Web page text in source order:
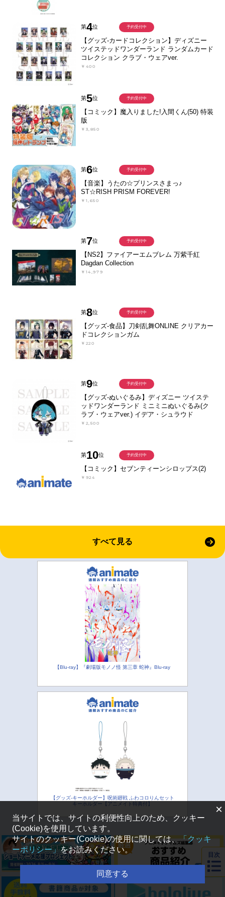
第4位
【グッズ-カードコレクション】ディズニー
ツイステッドワンダーランド ランダムカード
コレクション クラブ・ウェアver.
￥400
予約受付中
第5位
【コミック】魔入りました!入間くん(50) 特装
版
￥3,850
予約受付中
第6位
【音楽】うたの☆プリンスさまっ♪
ST☆RISH PRISM FOREVER!
￥1,650
予約受付中
第7位
【NS2】ファイアーエムブレム 万紫千紅
Dagdan Collection
￥14,979
予約受付中
第8位
【グッズ-食品】刀剣乱舞ONLINE クリアカー
ドコレクションガム
￥220
予約受付中
第9位
【グッズ-ぬいぐるみ】ディズニー ツイステ
ッドワンダーランド ミニミニぬいぐるみ(ク
ラブ・ウェアver.) イデア・シュラウド
￥2,500
予約受付中
第10位
【コミック】セブンティーンシロップス(2)
￥924
予約受付中
すべて見る
【Blu-ray】『劇場版モノノ怪 第三章 蛇神』Blu-ray
【グッズ-キーホルダー】呪術廻戦 ふわコロりんセット
キーホルダー【アニメイト特典付】
目次
×
当サイトでは、サイトの利便性向上のため、クッキー
(Cookie)を使用しています。
サイトのクッキー(Cookie)の使用に関しては、「クッキ
ーポリシー」をお読みください。
同意する